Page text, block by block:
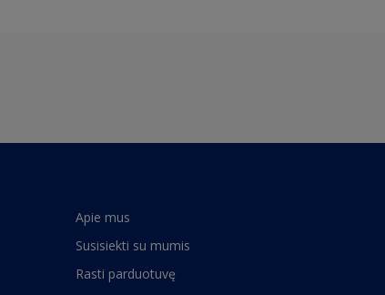
Apie mus
Susisiekti su mumis
Rasti parduotuvę